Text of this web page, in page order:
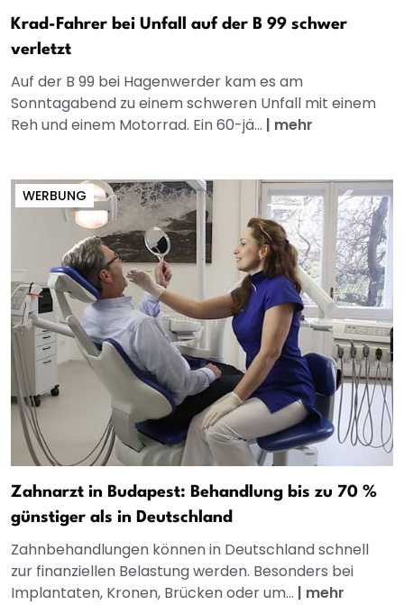
Krad-Fahrer bei Unfall auf der B 99 schwer
verletzt
Auf der B 99 bei Hagenwerder kam es am
Sonntagabend zu einem schweren Unfall mit einem
Reh und einem Motorrad. Ein 60-jä... | mehr
WERBUNG
Zahnarzt in Budapest: Behandlung bis zu 70 %
günstiger als in Deutschland
Zahnbehandlungen können in Deutschland schnell
zur finanziellen Belastung werden. Besonders bei
Implantaten, Kronen, Brücken oder um... | mehr